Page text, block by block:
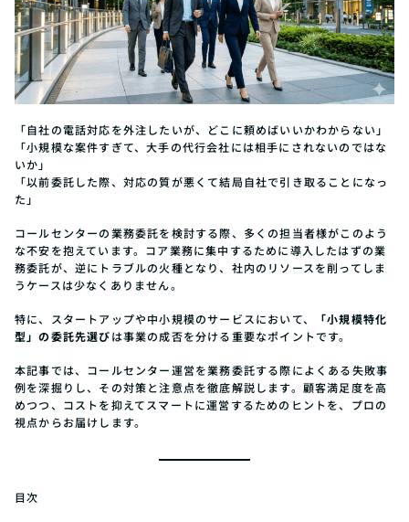
「自社の電話対応を外注したいが、どこに頼めばいいかわからない」
「小規模な案件すぎて、大手の代行会社には相手にされないのではな
いか」
「以前委託した際、対応の質が悪くて結局自社で引き取ることになっ
た」
コールセンターの業務委託を検討する際、多くの担当者様がこのよう
な不安を抱えています。コア業務に集中するために導入したはずの業
務委託が、逆にトラブルの火種となり、社内のリソースを削ってしま
うケースは少なくありません。
特に、スタートアップや中小規模のサービスにおいて、
「小規模特化
型」の委託先選びは事業の成否を分ける重要なポイントです。
本記事では、コールセンター運営を業務委託する際によくある失敗事
例を深掘りし、その対策と注意点を徹底解説します。顧客満足度を高
めつつ、コストを抑えてスマートに運営するためのヒントを、プロの
視点からお届けします。
目次